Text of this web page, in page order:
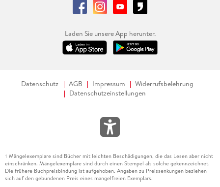
Laden Sie unsere App herunter.
Datenschutz AGB Impressum
Widerrufsbelehrung
Datenschutzeinstellungen
1 Mängelexemplare sind Bücher mit leichten Beschädigungen, die das Lesen aber nicht
einschränken. Mängelexemplare sind durch einen Stempel als solche gekennzeichnet.
Die frühere Buchpreisbindung ist aufgehoben. Angaben zu Preissenkungen beziehen
sich auf den gebundenen Preis eines mangelfreien Exemplars.